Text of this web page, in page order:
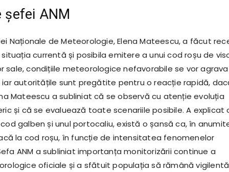
șefei ANM
Naționale de Meteorologie, Elena Mateescu, a făcut
currentă și posibila emitere a unui cod roșu de
sale, condițiile meteorologice nefavorabile se vor
autoritățile sunt pregătite pentru o reacție rapidă,
Mateescu a subliniat că se observă cu atenție evoluția
și că se evaluează toate scenariile posibile. A explicat
galben și unul portocaliu, există o șansă ca, în
la cod roșu, în funcție de intensitatea fenomenelor
ANM a subliniat importanța monitorizării continue a
oficiale și a sfătuit populația să rămână